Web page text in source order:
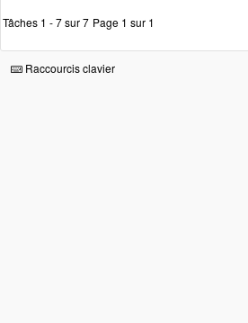
Tâches 1 - 7 sur 7 Page 1 sur 1
Raccourcis clavier